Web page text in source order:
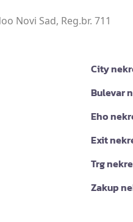
Novi Sad, Reg.br. 711
City
Bulevar
Eho
Exit
Trg
Zakup